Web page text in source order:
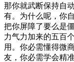
那你就武断保持自
有。为什么呢，你
把你屏障了要么是
力气力加来的五百
用。你必需懂得微
友，你必需学会精